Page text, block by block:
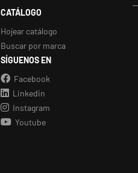
CATÁLOGO
Hojear catálogo
Buscar por marca
SÍGUENOS EN
Facebook
Linkedin
Instagram
Youtube